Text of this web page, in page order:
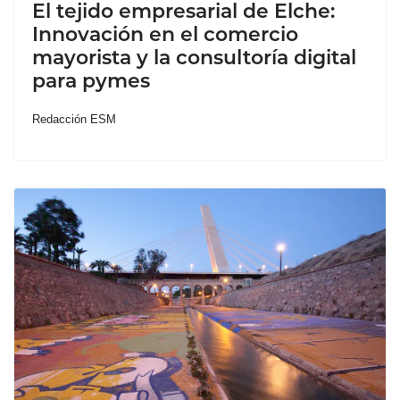
El tejido empresarial de Elche:
Innovación en el comercio
mayorista y la consultoría digital
para pymes
Redacción ESM